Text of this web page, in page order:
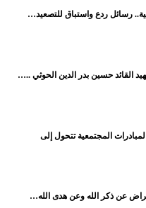
رسائل ردع واستباق للتصعيد…
القائد حسين بدر الدين الحوثي ..…
المجتمعية تتحول إلى
عن ذكر الله وعن هدى الله…